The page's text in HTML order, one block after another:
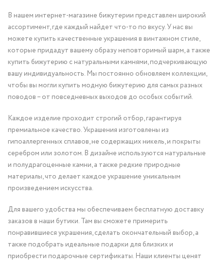
В нашем интернет-магазине бижутерии представлен широкий
ассортимент, где каждый найдет что-то по вкусу. У нас вы
можете купить качественные украшения в винтажном стиле,
которые придадут вашему образу неповторимый шарм, а также
купить бижутерию с натуральными камнями, подчеркивающую
вашу индивидуальность. Мы постоянно обновляем коллекции,
чтобы вы могли купить модную бижутерию для самых разных
поводов – от повседневных выходов до особых событий.
Каждое изделие проходит строгий отбор, гарантируя
премиальное качество. Украшения изготовлены из
гипоаллергенных сплавов, не содержащих никель, и покрыты
серебром или золотом. В дизайне используются натуральные
и полудрагоценные камни, а также редкие природные
материалы, что делает каждое украшение уникальным
произведением искусства.
Для вашего удобства мы обеспечиваем бесплатную доставку
заказов в наши бутики. Там вы сможете примерить
понравившиеся украшения, сделать окончательный выбор, а
также подобрать идеальные подарки для близких и
приобрести подарочные сертификаты. Наши клиенты ценят